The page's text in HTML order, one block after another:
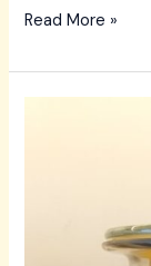
Read More »
Berkualitas